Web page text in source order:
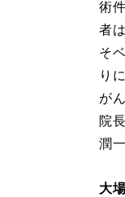
術
者
そ
り
が
院
潤
大